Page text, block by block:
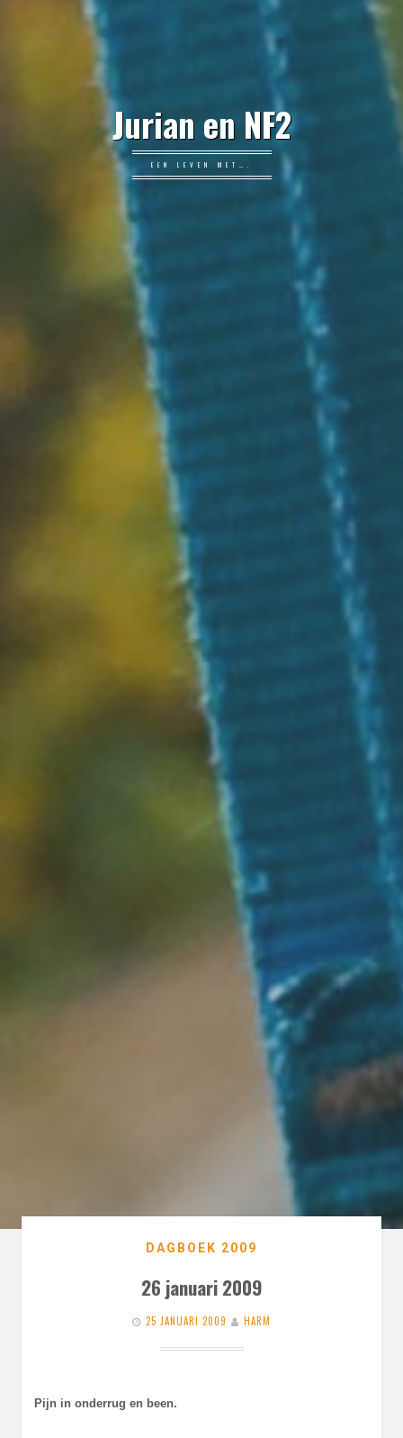
Jurian en NF2
EEN LEVEN MET….
DAGBOEK 2009
26 januari 2009
25 JANUARI 2009 HARM
Pijn in onderrug en been.